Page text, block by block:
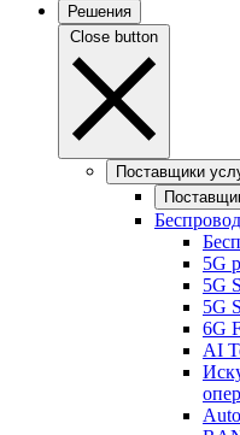
Решения
Close button
Поставщики
5G
5G
5G
6G
AI